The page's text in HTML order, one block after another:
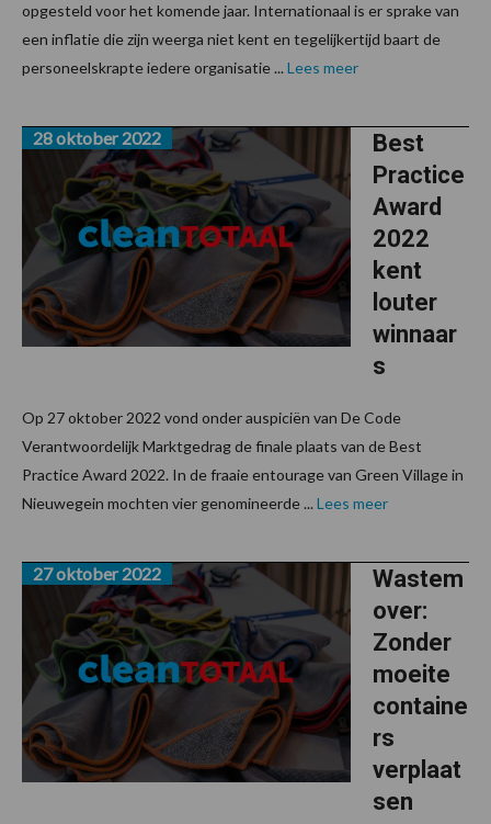
opgesteld voor het komende jaar. Internationaal is er sprake van
een inflatie die zijn weerga niet kent en tegelijkertijd baart de
personeelskrapte iedere organisatie ...Lees meer
Best
Practice
Award
2022
kent
louter
winnaar
s
28 oktober 2022
Op 27 oktober 2022 vond onder auspiciën van De Code
Verantwoordelijk Marktgedrag de finale plaats van de Best
Practice Award 2022. In de fraaie entourage van Green Village in
Nieuwegein mochten vier genomineerde ...Lees meer
Wastem
over:
Zonder
moeite
containe
rs
verplaat
sen
27 oktober 2022